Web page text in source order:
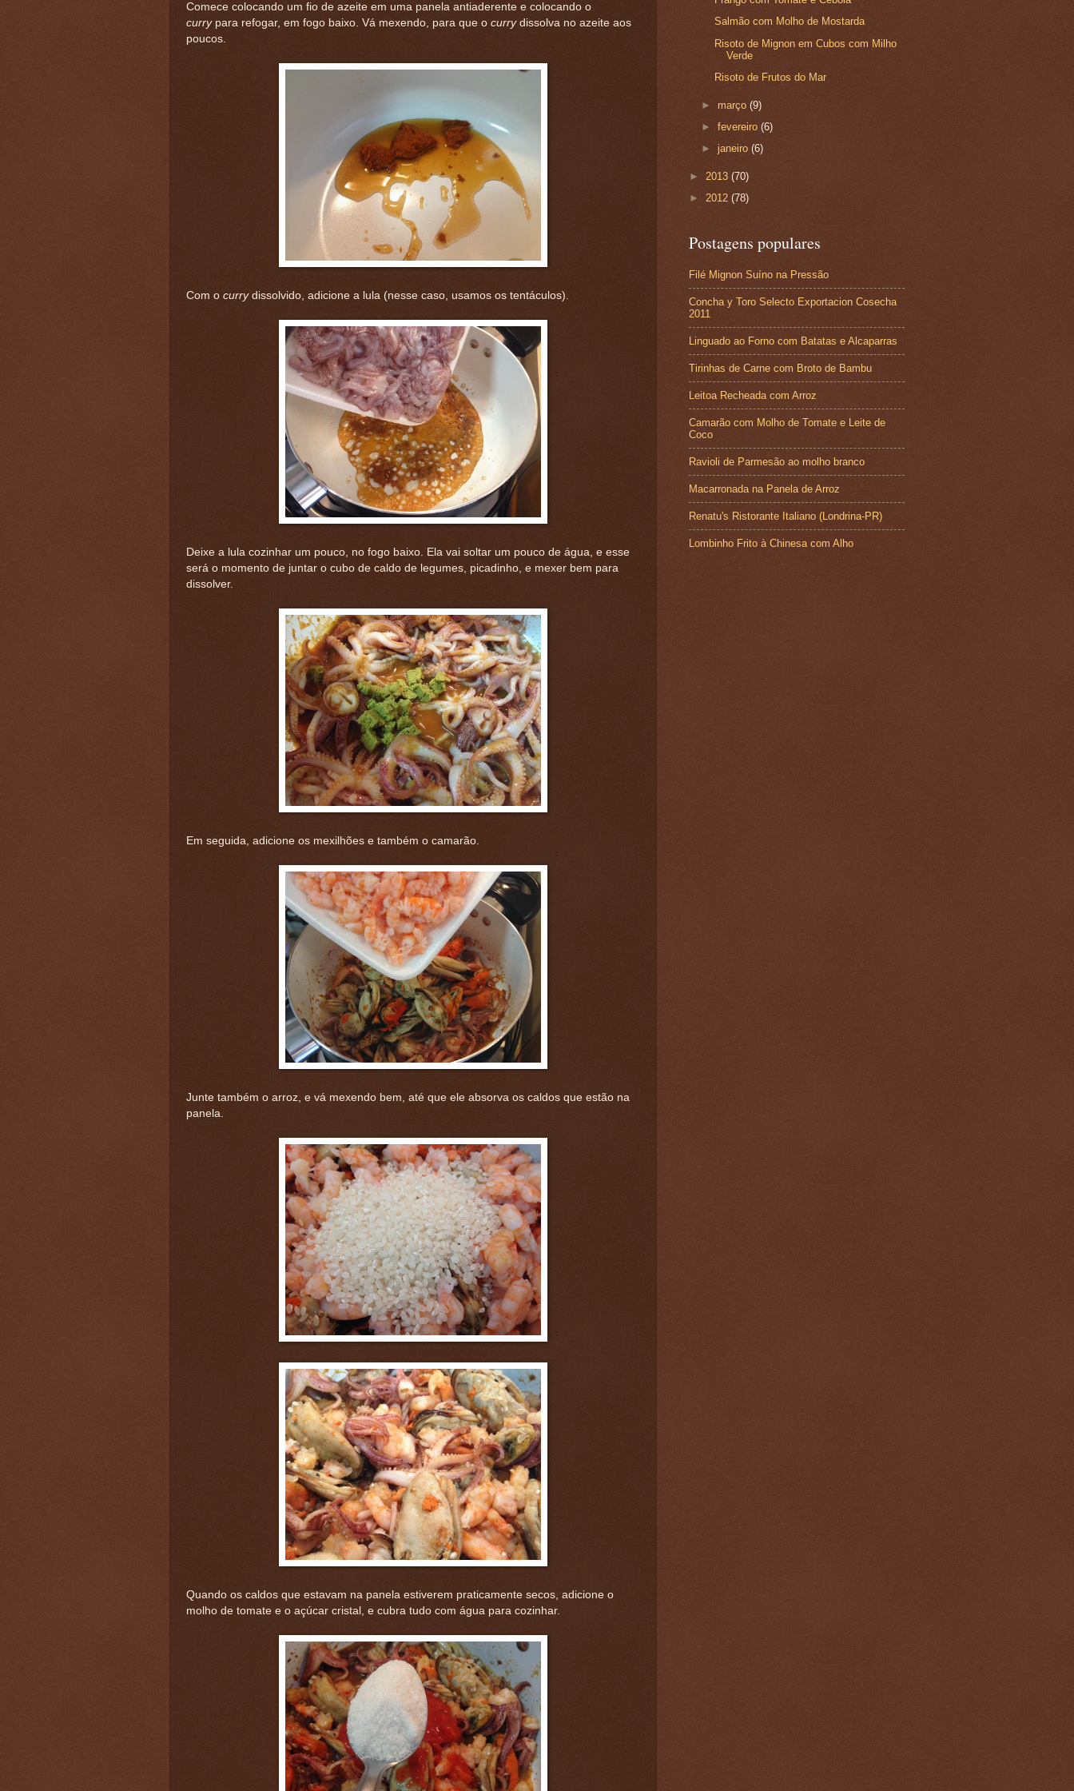
Comece colocando um fio de azeite em uma panela antiaderente e colocando o
currypara refogar, em fogo baixo. Vá mexendo, para que o currydissolva no azeite aos
poucos.
Com o currydissolvido, adicione a lula (nesse caso, usamos os tentáculos).
Deixe a lula cozinhar um pouco, no fogo baixo. Ela vai soltar um pouco de água, e esse
será o momento de juntar o cubo de caldo de legumes, picadinho, e mexer bem para
dissolver.
Em seguida, adicione os mexilhões e também o camarão.
Junte também o arroz, e vá mexendo bem, até que ele absorva os caldos que estão na
panela.
Quando os caldos que estavam na panela estiverem praticamente secos, adicione o
molho de tomate e o açúcar cristal, e cubra tudo com água para cozinhar.
Salmão com Molho de Mostarda
Risoto de Mignon em Cubos com Milho
Verde
Risoto de Frutos do Mar
► março(9)
►fevereiro(6)
► janeiro(6)
► 2013 (70)
► 2012 (78)
Postagens populares
Filé Mignon Suíno na Pressão
Concha y Toro Selecto Exportacion Cosecha
2011
Linguado ao Forno com Batatas e Alcaparras
Tirinhas de Carne com Broto de Bambu
Leitoa Recheada com Arroz
Camarão com Molho de Tomate e Leite de
Coco
Ravioli de Parmesão ao molho branco
Macarronada na Panela de Arroz
Renatu's Ristorante Italiano (Londrina-PR)
Lombinho Frito à Chinesa com Alho